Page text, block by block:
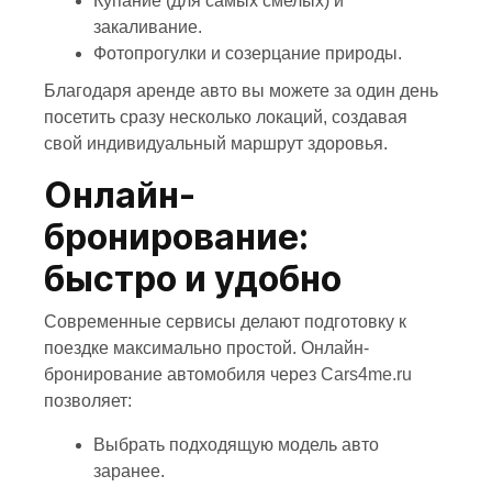
закаливание.
Фотопрогулки и созерцание природы.
Благодаря аренде авто вы можете за один день
посетить сразу несколько локаций, создавая
свой индивидуальный маршрут здоровья.
Онлайн-
бронирование:
быстро и удобно
Современные сервисы делают подготовку к
поездке максимально простой. Онлайн-
бронирование автомобиля через Cars4me.ru
позволяет:
Выбрать подходящую модель авто
заранее.